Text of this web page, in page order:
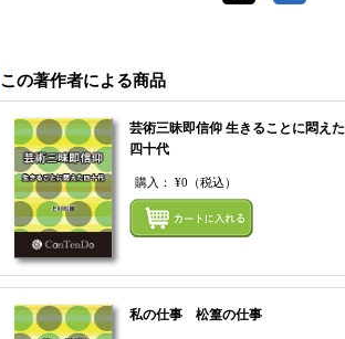
この著作者による商品
芸術三昧即信仰 生きることに悶えた
四十代
購入： ¥0 （税込）
私の仕事 松篁の仕事